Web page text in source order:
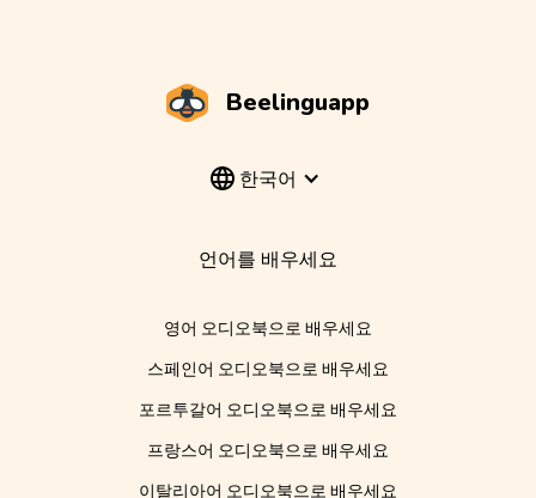
Beelinguapp
한국어
언어를 배우세요
영어 오디오북으로 배우세요
스페인어 오디오북으로 배우세요
포르투갈어 오디오북으로 배우세요
프랑스어 오디오북으로 배우세요
이탈리아어 오디오북으로 배우세요